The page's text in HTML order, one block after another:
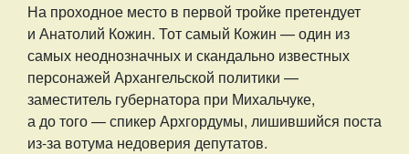
На проходное место в первой тройке претендует
и Анатолий Кожин. Тот самый Кожин — один из
самых неоднозначных и скандально известных
персонажей Архангельской политики —
заместитель губернатора при Михальчуке,
а до того — спикер Архгордумы, лишившийся поста
из-за вотума недоверия депутатов.